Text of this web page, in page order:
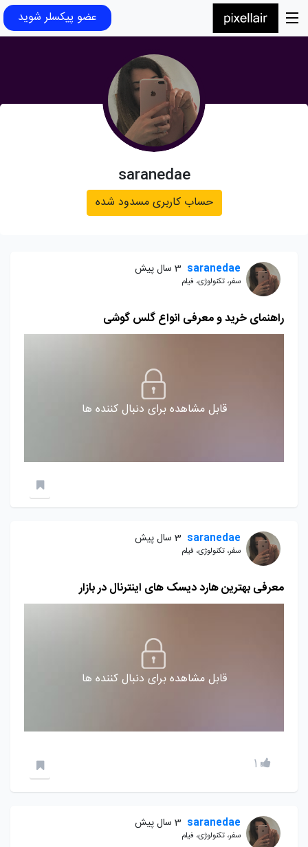
عضو پیکسلر شوید
saranedae
حساب کاربری مسدود شده
saranedae 3 سال پیش
سفر، تکنولوژی، فیلم
راهنمای خرید و معرفی انواع گلس گوشی
قابل مشاهده برای دنبال کننده ها
saranedae 3 سال پیش
سفر، تکنولوژی، فیلم
معرفی بهترین هارد دیسک های اینترنال در بازار
قابل مشاهده برای دنبال کننده ها
1
saranedae 3 سال پیش
سفر، تکنولوژی، فیلم